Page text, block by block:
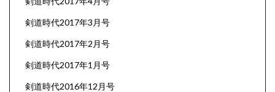
剣道時代2017年3月号
剣道時代2017年2月号
剣道時代2017年1月号
剣道時代2016年12月号